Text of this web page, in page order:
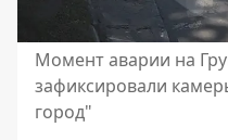
Момент аварии на
зафиксировали
город"